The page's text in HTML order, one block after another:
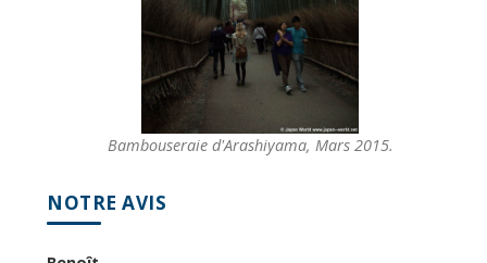
Bambouseraie d'Arashiyama, Mars 2015.
NOTRE AVIS